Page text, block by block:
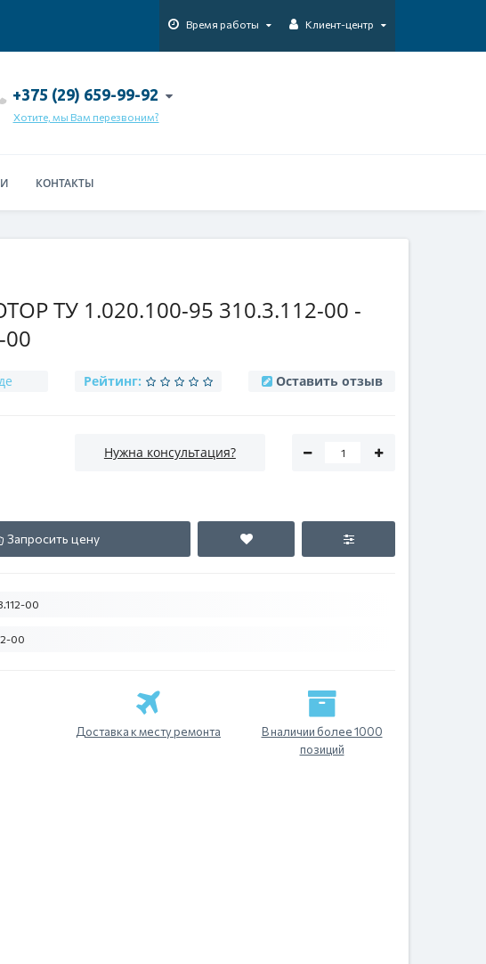
Время работы Клиент-центр
+375 (29) 659-99-92
Хотите, мы Вам перезвоним?
КОНТАКТЫ
ТУ 1.020.100-95 310.3.112-00 -
00
Рейтинг: Оставить отзыв
Нужна консультация?
Запросить цену
00
00
Доставка к месту ремонта
В наличии более 1000
позиций